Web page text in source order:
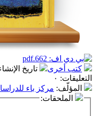
تاريخ الإنشاء:٢٠٢١/١٠/٢٤
باء للدراسات